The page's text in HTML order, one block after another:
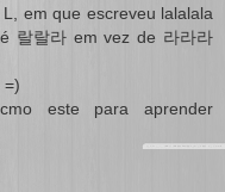
em que escreveu lalalala
랄랄라 em vez de 라라라
=)
este para aprender